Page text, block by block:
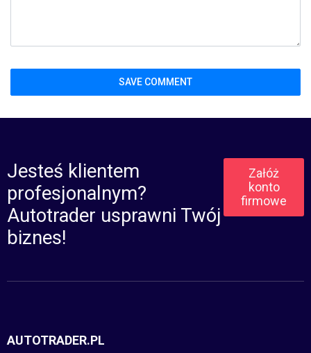
Jesteś klientem
profesjonalnym?
Autotrader usprawni Twój
biznes!
Załóż
konto
firmowe
AUTOTRADER.PL